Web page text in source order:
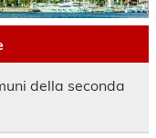
della seconda